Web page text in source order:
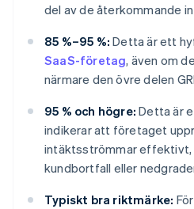
del av de återkommande
85 %–95 %: Detta är ett
SaaS-företag, även om
närmare den övre delen
95 % och högre: Detta är
indikerar att företaget
intäktsströmmar effektivt,
kundbortfall eller
Typiskt bra riktmärke: